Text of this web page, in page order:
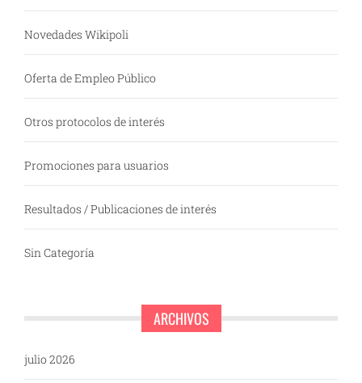
Novedades Wikipoli
Oferta de Empleo Público
Otros protocolos de interés
Promociones para usuarios
Resultados / Publicaciones de interés
Sin Categoría
ARCHIVOS
julio 2026